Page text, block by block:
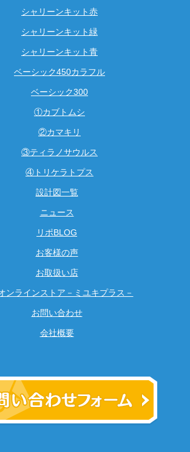
シャリーンキット赤
シャリーンキット緑
シャリーンキット青
ベーシック450カラフル
ベーシック300
①カブトムシ
②カマキリ
③ティラノサウルス
④トリケラトプス
設計図一覧
ニュース
リポBLOG
お客様の声
お取扱い店
ンラインストア－ミユキプラス－
お問い合わせ
会社概要